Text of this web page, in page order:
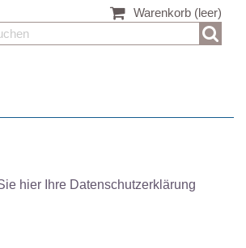
Warenkorb (leer)
hier Ihre Datenschutzerklärung